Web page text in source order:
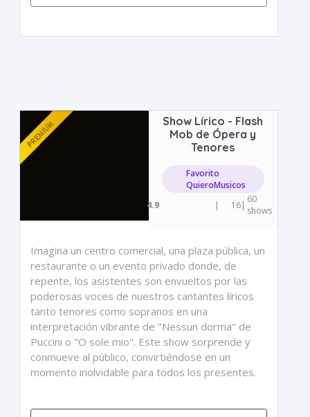
Show Lírico - Flash
Mob de Ópera y
Tenores
Favorito
QuieroMusicos
4.9
| 16| 60
shows
Imagina un centro comercial, una plaza pública, un
restaurante o un evento privado donde, de
repente, los asistentes son envueltos por las
poderosas voces de nuestros cantantes líricos
tanto tenores como sopranos en una
interpretación vibrante de "Nessun dorma" de
Puccini o "O sole mio". Este show sorprende y
conmueve al público, convirtiéndose en un
momento inolvidable para todos los presentes.